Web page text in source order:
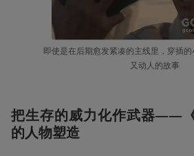
即使是在后期愈发紧凑的主线里，穿插
又动人的故事
把生存的威力化作武器——
的人物塑造